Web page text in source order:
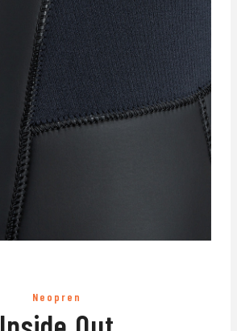
Neopren